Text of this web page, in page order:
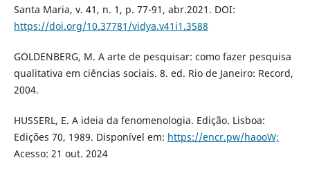
Santa Maria, v. 41, n. 1, p. 77-91, abr.2021. DOI:
https://doi.org/10.37781/vidya.v41i1.3588
GOLDENBERG, M. A arte de pesquisar: como fazer pesquisa
qualitativa em ciências sociais. 8. ed. Rio de Janeiro: Record,
2004.
HUSSERL, E. A ideia da fenomenologia. Edição. Lisboa:
Edições 70, 1989. Disponível em: https://encr.pw/haooW;
Acesso: 21 out. 2024